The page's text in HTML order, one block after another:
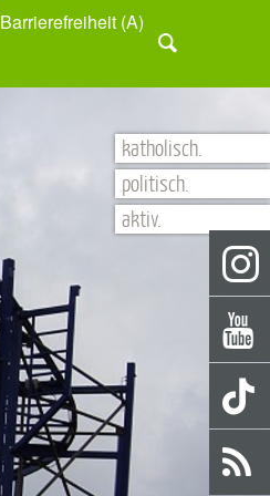
Barrierefreiheit (A)
katholisch.
politisch.
aktiv.